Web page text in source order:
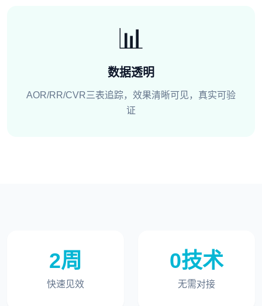
📊
数据透明
AOR/RR/CVR三表追踪，效果清晰可见，真实可验
证
2周
快速见效
0技术
无需对接